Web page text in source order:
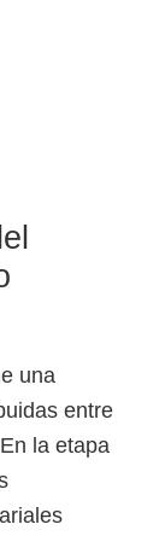
una
entre
la etapa